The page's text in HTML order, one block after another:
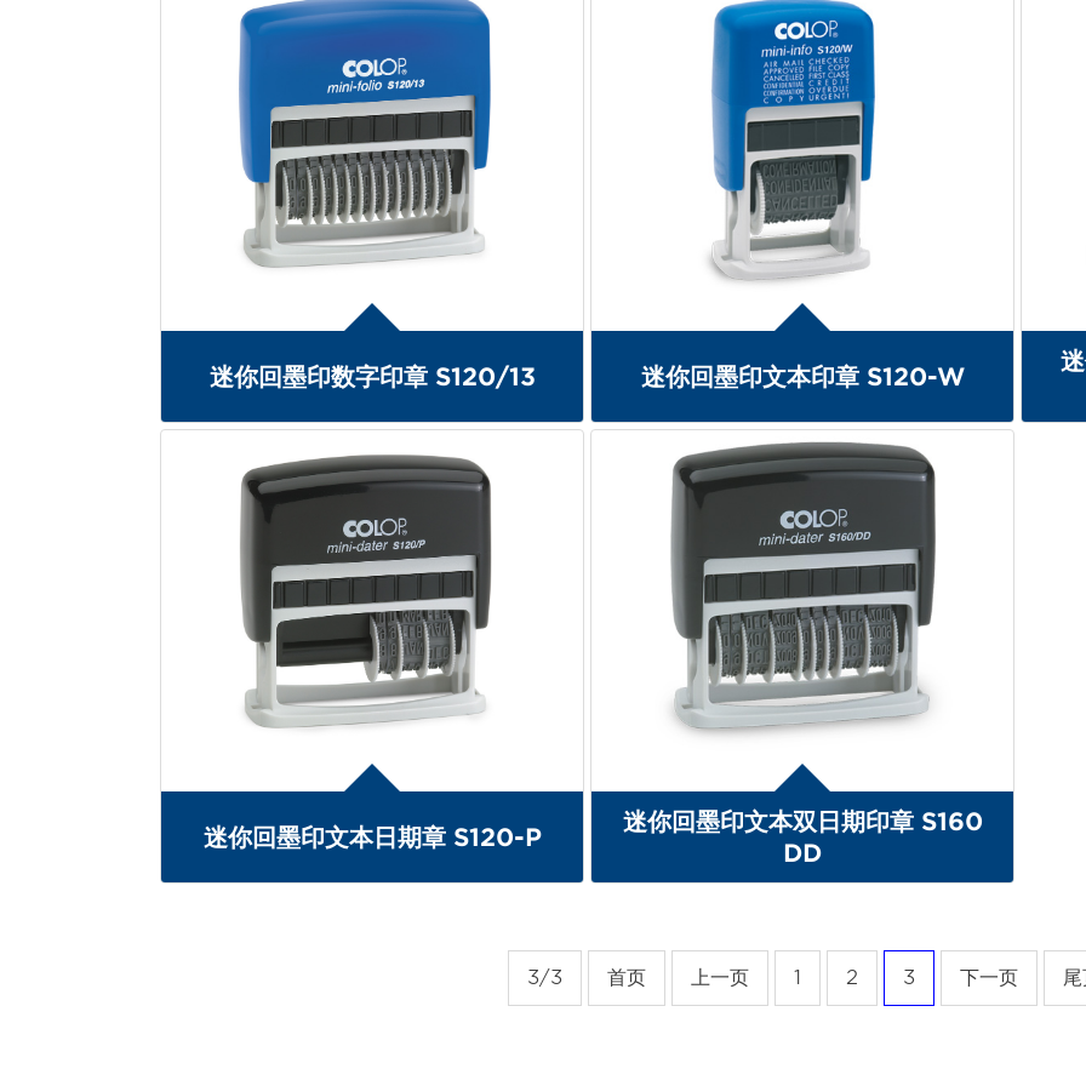
迷你回墨印数字印章 S120/13 迷你回墨印文本印章 S120-W
迷你回墨印文本日期章 S120-P
迷你回墨印文本双日期印章 S160
DD
3/3 首页 上一页 1 2 3 下一页